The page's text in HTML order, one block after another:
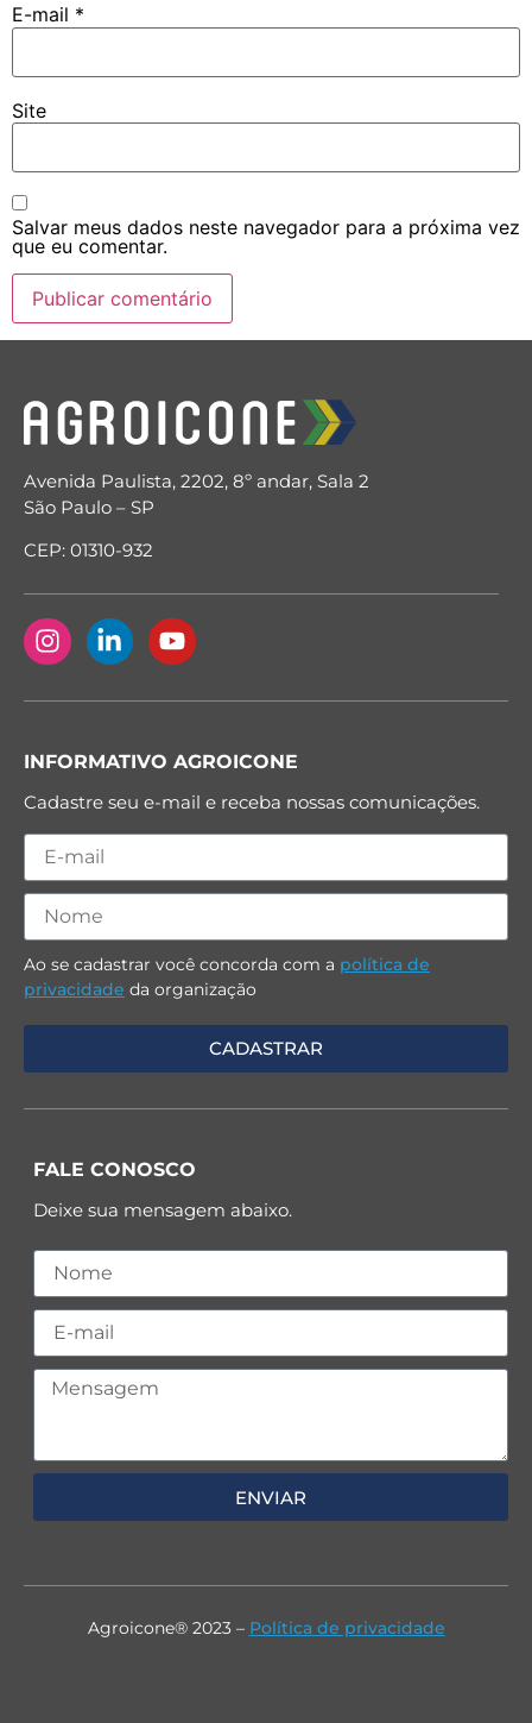
E-mail *
Site
Salvar meus dados neste navegador para a próxima vez
que eu comentar.
Avenida Paulista, 2202, 8º andar, Sala 2
São Paulo – SP
CEP: 01310-932
INFORMATIVO AGROICONE
Cadastre seu e-mail e receba nossas comunicações.
Ao se cadastrar você concorda com a política de
privacidade da organização
FALE CONOSCO
Deixe sua mensagem abaixo.
ENVIAR
Agroicone® 2023 – Política de privacidade